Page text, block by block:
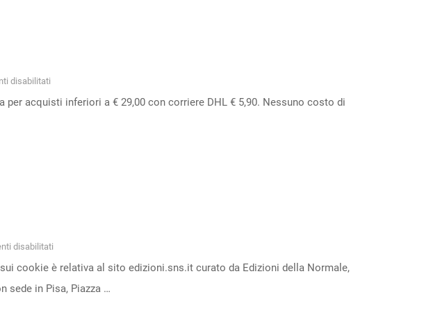
disabilitati
Spese
per acquisti inferiori a € 29,00 con corriere DHL € 5,90. Nessuno costo di
disabilitati
Informativa
sui
cookie è relativa al sito edizioni.sns.it curato da Edizioni della Normale,
sede in Pisa, Piazza …